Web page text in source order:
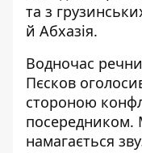
та з
й Абхазія.
Водночас
Пєсков
стороною
посередником.
намагається